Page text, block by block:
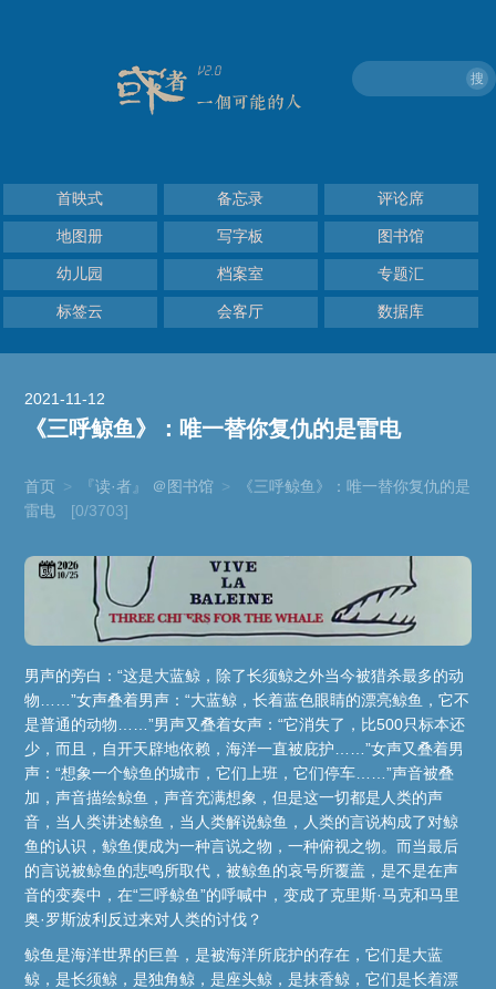
搜
首映式 备忘录 评论席
地图册 写字板 图书馆
幼儿园 档案室 专题汇
标签云 会客厅 数据库
2021-11-12
《三呼鲸鱼》：唯一替你复仇的是雷电
首页 > 『读·者』 ＠图书馆 >
《三呼鲸鱼》：唯一替你复仇的是
雷电
[0/3703]
男声的旁白：“这是大蓝鲸，除了长须鲸之外当今被猎杀最多的动
物……”女声叠着男声：“大蓝鲸，长着蓝色眼睛的漂亮鲸鱼，它不
是普通的动物……”男声又叠着女声：“它消失了，比500只标本还
少，而且，自开天辟地依赖，海洋一直被庇护……”女声又叠着男
声：“想象一个鲸鱼的城市，它们上班，它们停车……”声音被叠
加，声音描绘鲸鱼，声音充满想象，但是这一切都是人类的声
音，当人类讲述鲸鱼，当人类解说鲸鱼，人类的言说构成了对鲸
鱼的认识，鲸鱼便成为一种言说之物，一种俯视之物。而当最后
的言说被鲸鱼的悲鸣所取代，被鲸鱼的哀号所覆盖，是不是在声
音的变奏中，在“三呼鲸鱼”的呼喊中，变成了克里斯·马克和马里
奥·罗斯波利反过来对人类的讨伐？
鲸鱼是海洋世界的巨兽，是被海洋所庇护的存在，它们是大蓝
鲸，是长须鲸，是独角鲸，是座头鲸，是抹香鲸，它们是长着漂